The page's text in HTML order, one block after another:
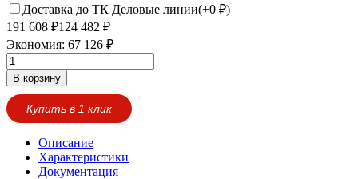
Доставка до ТК Деловые линии(+0 ₽)
191 608 ₽124 482 ₽
Экономия: 67 126 ₽
В корзину
Купить в 1 клик
Описание
Характеристики
Документация